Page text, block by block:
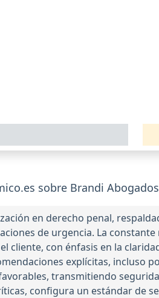
sobre Brandi
en derecho penal,
de urgencia. La
cliente, con énfasis en la
explícitas, incluso
transmitiendo
configura un estándar de